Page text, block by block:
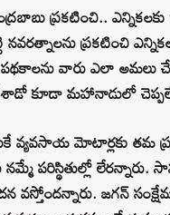
ప్రకటించి..
ప్రకటించి
పథకాలను వారు ఎలా
కూడా మహానాడులో
వ్యవసాయ మోటార్లకు తమ
పరిస్థితుల్లో లేరన్నారు.
వస్తోందన్నారు. జగన్‌